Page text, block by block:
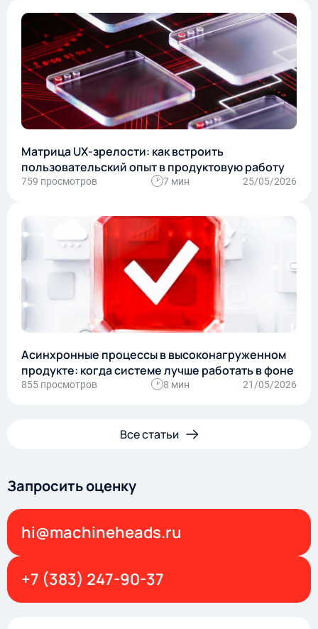
Матрица UX-зрелости: как встроить
пользовательский опыт в продуктовую работу
759 просмотров 7 мин 25/05/2026
Асинхронные процессы в высоконагруженном
продукте: когда системе лучше работать в фоне
855 просмотров 8 мин 21/05/2026
Все статьи
Запросить оценку
hi@machineheads.ru
+7 (383) 247-90-37